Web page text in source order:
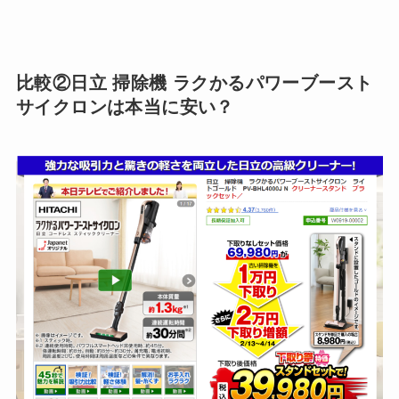
比較②日立 掃除機 ラクかるパワーブースト
サイクロンは本当に安い？